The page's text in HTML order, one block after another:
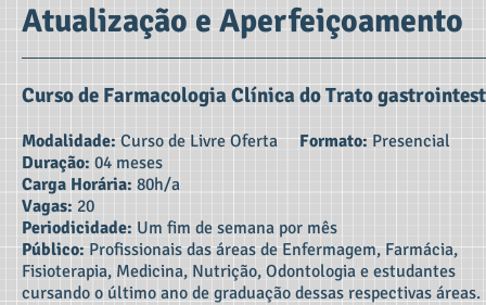
Atualização e Aperfeiçoamento
Curso de Farmacologia Clínica do Trato
Modalidade:Curso de Livre OfertaFormato:Presencial
Duração: 04 meses
Carga Horária: 80h/a
Vagas: 20
Periodicidade: Um fim de semana por mês
Público:Profissionais das áreas de Enfermagem, Farmácia,
Fisioterapia, Medicina, Nutrição, Odontologia e estudantes
cursando o último ano de graduação dessas respectivas áreas.